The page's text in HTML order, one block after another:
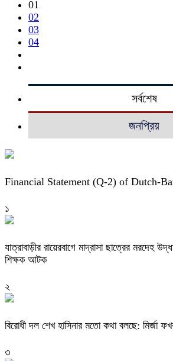
01
02
03
04
সর্বশেষ
জনপ্রিয়
Financial Statement (Q-2) of Dutch-
১
যাত্রাবাড়ীর রায়েরবাগে মাদ্রাসা ছাত্রের মরদেহ
শিক্ষক আটক
২
বিরোধী দল শেখ হাসিনার মতো কথা বলছে: মির্জা
৩